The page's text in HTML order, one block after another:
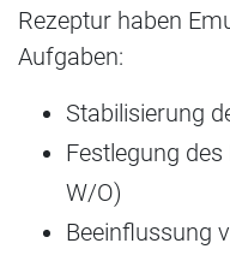
Rezeptur haben
Aufgaben:
Stabilisierung
Festlegung
W/O)
Beeinflussung